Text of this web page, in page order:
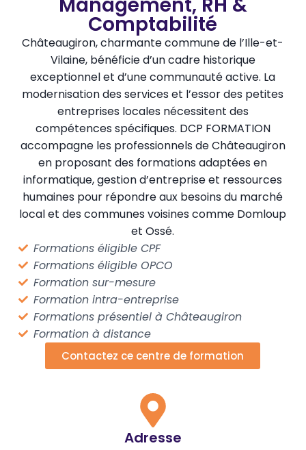
Comptabilité
Châteaugiron, charmante commune de l’Ille-et-
Vilaine, bénéficie d’un cadre historique
exceptionnel et d’une communauté active. La
modernisation des services et l’essor des petites
entreprises locales nécessitent des
compétences spécifiques. DCP FORMATION
accompagne les professionnels de Châteaugiron
en proposant des formations adaptées en
informatique, gestion d’entreprise et ressources
humaines pour répondre aux besoins du marché
local et des communes voisines comme Domloup
et Ossé.
Formations éligible CPF
Formations éligible OPCO
Formation sur-mesure
Formation intra-entreprise
Formations présentiel à Châteaugiron
Formation à distance
Contactez ce centre de formation
Adresse